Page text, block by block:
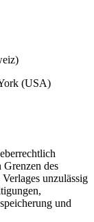
(USA)
Grenzen des
unzulässig
und